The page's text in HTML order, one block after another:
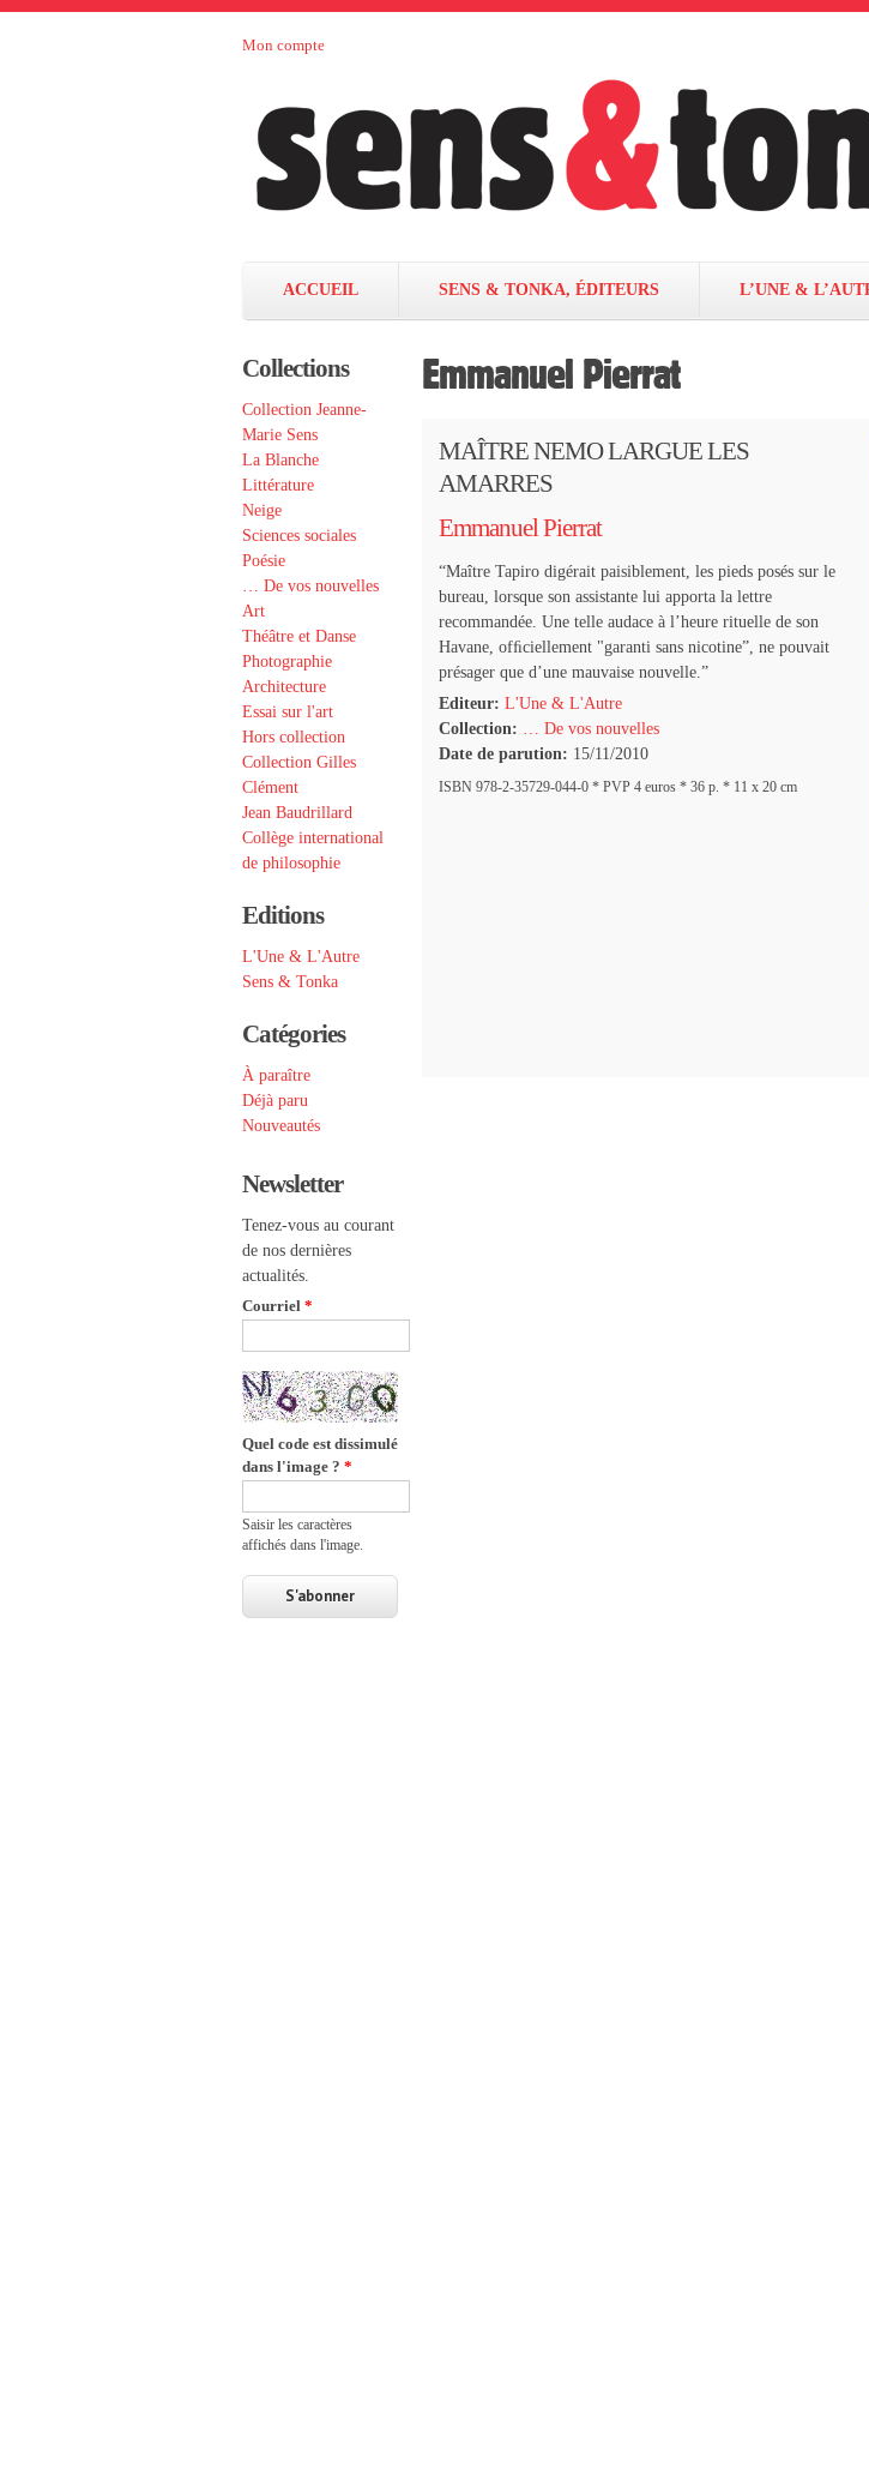
Mon compte
Sens et
Tonka
éditeurs
d’édition
française
ACCUEIL SENS & TONKA, ÉDITEURS L’UNE &
Collections
Collection Jeanne-
Marie Sens
La Blanche
Littérature
Neige
Sciences sociales
Poésie
… De vos nouvelles
Art
Théâtre et Danse
Photographie
Architecture
Essai sur l'art
Hors collection
Collection Gilles
Clément
Jean Baudrillard
Collège international
de philosophie
Editions
L'Une & L'Autre
Sens & Tonka
Catégories
À paraître
Déjà paru
Nouveautés
Newsletter
Tenez-vous au courant
de nos dernières
actualités.
Courriel *
Quel code est dissimulé
dans l'image ? *
Saisir les caractères
affichés dans l'image.
Emmanuel Pierrat
MAÎTRE NEMO LARGUE LES
AMARRES
Emmanuel Pierrat
“Maître Tapiro digérait paisiblement, les pieds posés sur le
bureau, lorsque son assistante lui apporta la lettre
recommandée. Une telle audace à l’heure rituelle de son
Havane, ofﬁciellement "garanti sans nicotine”, ne pouvait
présager que d’une mauvaise nouvelle.”
Editeur: L'Une & L'Autre
Collection: … De vos nouvelles
Date de parution: 15/11/2010
ISBN 978-2-35729-044-0 * PVP 4 euros * 36 p. * 11 x 20 cm